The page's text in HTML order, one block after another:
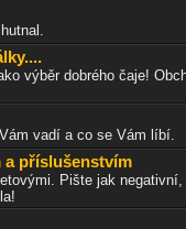
výběr dobrého čaje!
vadí a co se Vám líbí.
a příslušenstvím
Pište jak